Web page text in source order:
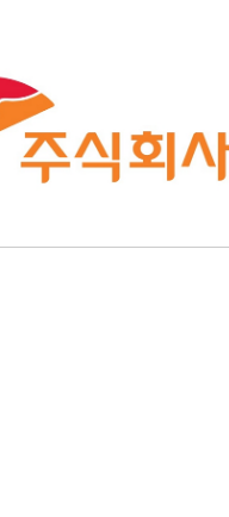
어난다. 대기업 지주사 최초로
자투표제 시행 등 주주친화
㈜가 글로벌 투자환경에 맞는
강화에 나선 것이다.